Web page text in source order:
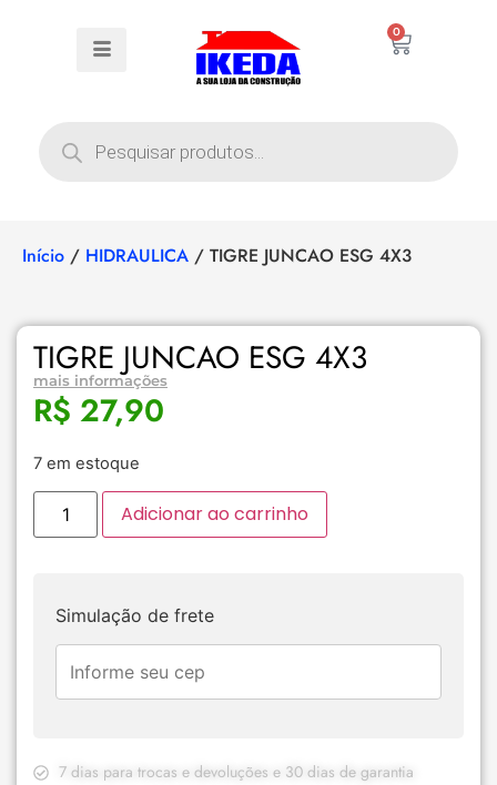
0
Início / HIDRAULICA / TIGRE JUNCAO ESG 4X3
TIGRE JUNCAO ESG 4X3
mais informações
R$ 27,90
7 em estoque
Adicionar ao carrinho
Simulação de frete
7 dias para trocas e devoluções e 30 dias de garantia